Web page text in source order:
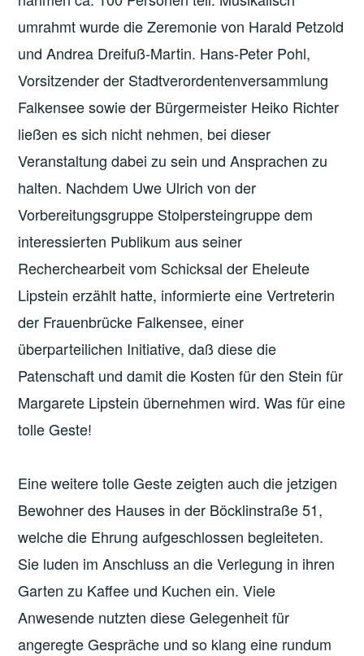
umrahmt wurde die Zeremonie von Harald Petzold
und Andrea Dreifuß-Martin. Hans-Peter Pohl,
Vorsitzender der Stadtverordentenversammlung
Falkensee sowie der Bürgermeister Heiko Richter
ließen es sich nicht nehmen, bei dieser
Veranstaltung dabei zu sein und Ansprachen zu
halten. Nachdem Uwe Ulrich von der
Vorbereitungsgruppe Stolpersteingruppe dem
interessierten Publikum aus seiner
Recherchearbeit vom Schicksal der Eheleute
Lipstein erzählt hatte, informierte eine Vertreterin
der Frauenbrücke Falkensee, einer
überparteilichen Initiative, daß diese die
Patenschaft und damit die Kosten für den Stein für
Margarete Lipstein übernehmen wird. Was für eine
tolle Geste!
Eine weitere tolle Geste zeigten auch die jetzigen
Bewohner des Hauses in der Böcklinstraße 51,
welche die Ehrung aufgeschlossen begleiteten.
Sie luden im Anschluss an die Verlegung in ihren
Garten zu Kaffee und Kuchen ein. Viele
Anwesende nutzten diese Gelegenheit für
angeregte Gespräche und so klang eine rundum